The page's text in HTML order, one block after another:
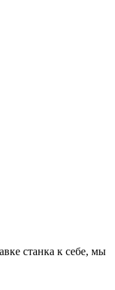
станка к себе, мы